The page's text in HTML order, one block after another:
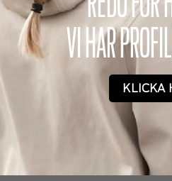
VI HAR
KLICKA